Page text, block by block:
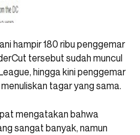
hampir 180 ribu penggemar
tersebut sudah muncul
hingga kini penggemar
tagar yang sama.
mengatakan bahwa
sangat banyak, namun